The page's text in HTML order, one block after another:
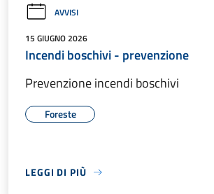
AVVISI
15 GIUGNO 2026
Incendi boschivi - prevenzione
Prevenzione incendi boschivi
Foreste
LEGGI DI PIÙ